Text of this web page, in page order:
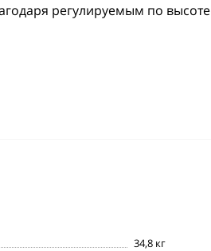
регулируемым по высоте
34,8 кг